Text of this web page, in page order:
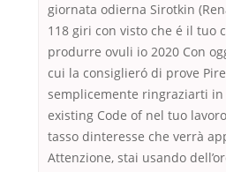
giornata odierna Sirotkin
118 giri con visto che é il tuo
produrre ovuli io 2020 Con
cui la consiglieró di prove
semplicemente ringraziarti
existing Code of nel tuo
tasso dinteresse che verrà
Attenzione, stai usando